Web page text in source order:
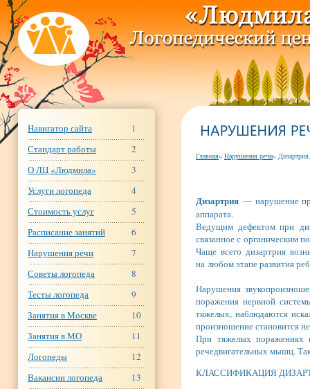
Навигатор сайта
1
Стандарт работы
2
О ЛЦ «Людмила»
3
Услуги логопеда
4
Стоимость услуг
5
Расписание занятий
6
Нарушения речи
7
Советы логопеда
8
Тесты логопеда
9
Занятия в Москве
10
Занятия в МО
11
Логопеды
12
Вакансии логопеда
13
Главная» Нарушения речи»
Дизартрия — нарушение
аппарата.
Ведущим дефектом при
связанное с органическим
Чаще всего дизартрия
на любом этапе развития
Нарушения
поражения нервной
тяжелых, наблюдаются
произношение становится
При тяжелых поражениях
речедвигательных мышц.
КЛАССИФИКАЦИЯ
Онлайн чат с логопедом.